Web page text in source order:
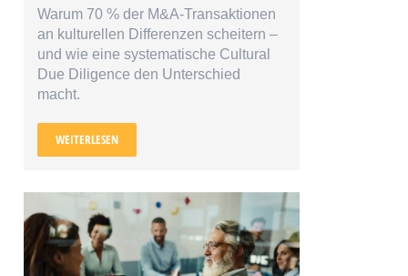
Warum 70 % der M&A-Transaktionen
an kulturellen Differenzen scheitern –
und wie eine systematische Cultural
Due Diligence den Unterschied
macht.
WEITERLESEN